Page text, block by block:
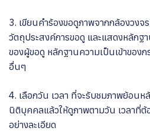
3. เขียนคำร้องขอดูภาพจากกล้องวงจ
วัตถุประสงค์การขอดู และแสดงหลักฐ
ของผู้ขอดู หลักฐานความเป็นเข้าของ
อื่นๆ
4. เลือกวัน เวลา ที่จะรับชมภาพย้อนห
นิติบุคคลแล้วให้ดูภาพตามวัน เวลาที่
อย่างละเอียด